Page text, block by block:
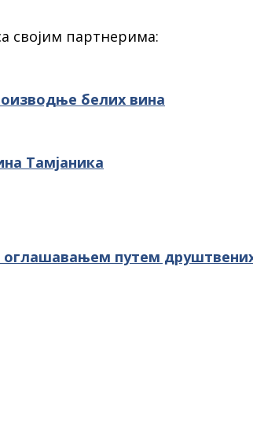
својим партнерима:
белих вина
Тамјаника
оглашавањем путем